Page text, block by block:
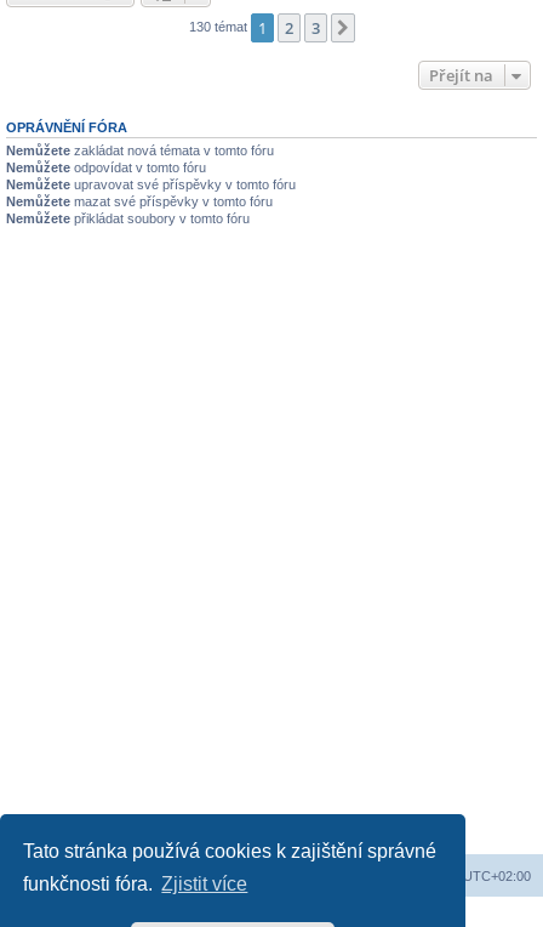
Tato stránka používá cookies k zajištění správné
funkčnosti fóra. Zjistit více
130 témat 1 2 3
Přejít na
OPRÁVNĚNÍ FÓRA
Nemůžete zakládat nová témata v tomto fóru
Nemůžete odpovídat v tomto fóru
Nemůžete upravovat své příspěvky v tomto fóru
Nemůžete mazat své příspěvky v tomto fóru
Nemůžete přikládat soubory v tomto fóru
Obsah fóra UTC+02:00
Založeno naphpBB® Forum Software © phpBB Limited